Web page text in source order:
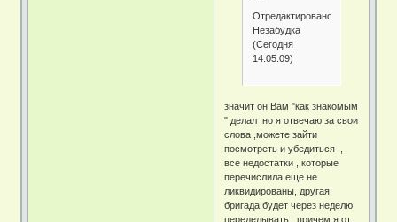
Отредактировано
Незабудка
(Сегодня
14:05:09)
значит он Вам "как знакомым
" делал ,но я отвечаю за свои
слова ,можете зайти
посмотреть и убедиться ,
все недостатки , которые
перечислила еще не
ликвидированы, другая
бригада будет через неделю
переделывать, причем я от